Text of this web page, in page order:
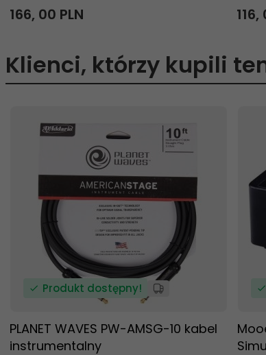
166, 00 PLN 116,
Klienci, którzy kupili
Produkt dostępny!
PLANET WAVES PW-AMSG-10 kabel
instrumentalny